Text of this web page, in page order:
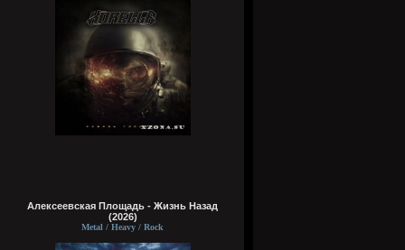
Алексеевская Площадь - Жизнь Назад
(2026)
Metal / Heavy / Rock